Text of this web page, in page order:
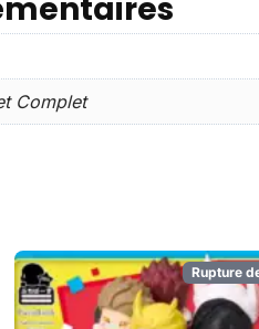
Complet
Rupture